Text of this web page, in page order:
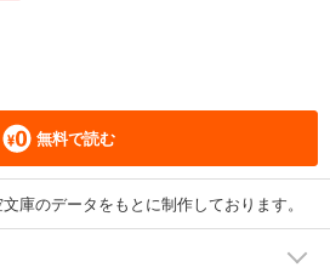
無料で読む
庫のデータをもとに制作しております。